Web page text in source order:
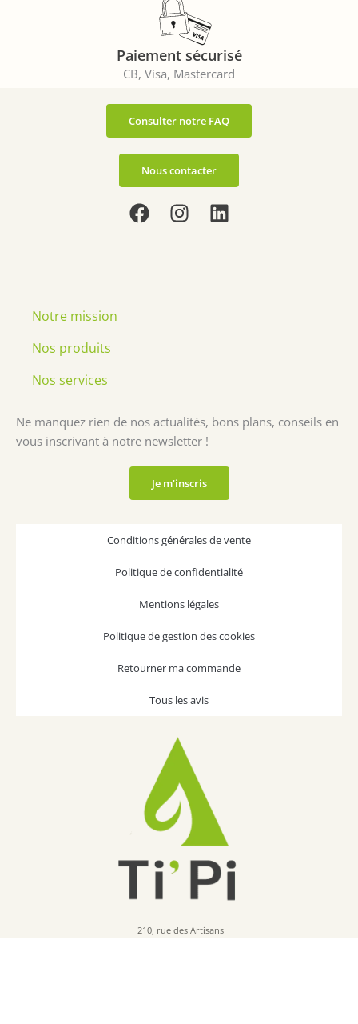
Paiement sécurisé
CB, Visa, Mastercard
210, rue des Artisans
Conditions générales de vente
Politique de confidentialité
Mentions légales
Politique de gestion des cookies
Retourner ma commande
Tous les avis
Notre mission
Nos produits
Nos services
Ne manquez rien de nos actualités, bons plans, conseils en
vous inscrivant à notre newsletter !
Je m'inscris
Consulter notre FAQ
Nous contacter
F
a
I
n
L
i